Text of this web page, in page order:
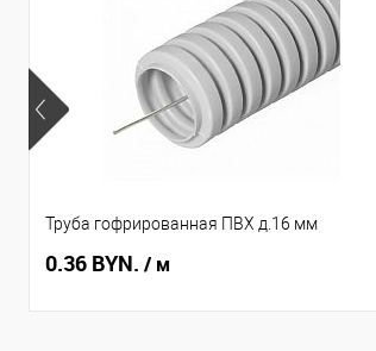
Труба гофрированная ПВХ д.16 мм
0.36 BYN. / м